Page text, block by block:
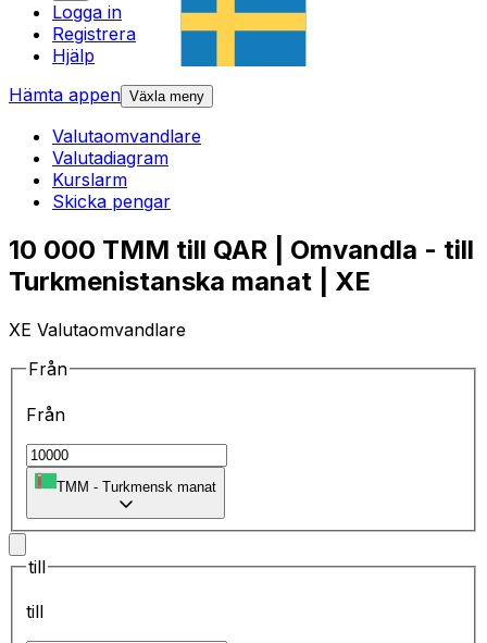
Logga in
Registrera
Hjälp
Hämta appen Växla meny
Valutaomvandlare
Valutadiagram
Kurslarm
Skicka pengar
10 000 TMM till QAR | Omvandla - till
Turkmenistanska manat | XE
XE Valutaomvandlare
Från
Från
TMM - Turkmensk manat
till
till